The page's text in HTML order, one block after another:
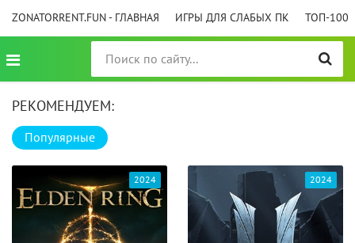
ZONATORRENT.FUN - ГЛАВНАЯ ИГРЫ ДЛЯ СЛАБЫХ ПК ТОП-100
РЕКОМЕНДУЕМ:
Популярные
2024 2024